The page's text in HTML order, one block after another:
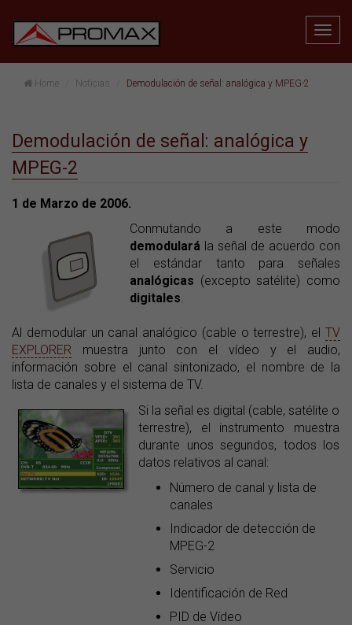
Home Noticias Demodulación de señal: analógica y MPEG-2
Demodulación de señal: analógica y
MPEG-2
1 de Marzo de 2006.
Conmutando a este modo
demodulará la señal de acuerdo con
el estándar tanto para señales
analógicas (excepto satélite) como
digitales.
Al demodular un canal analógico (cable o terrestre), el TV
EXPLORER muestra junto con el vídeo y el audio,
información sobre el canal sintonizado, el nombre de la
lista de canales y el sistema de TV.
Si la señal es digital (cable, satélite o
terrestre), el instrumento muestra
durante unos segundos, todos los
datos relativos al canal:
Número de canal y lista de
canales
Indicador de detección de
MPEG-2
Servicio
Identificación de Red
PID de Vídeo